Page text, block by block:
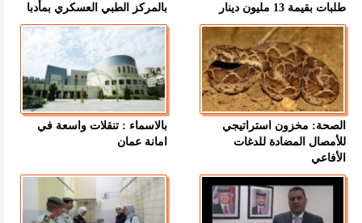
طلبات بقيمة 13 مليون دينار
بالمركز الطبي العسكري بمأدبا
الصحة: مخزون استراتيجي
للأمصال المضادة للدغات
الأفاعي
بالاسماء : تنقلات واسعة في
امانة عمان